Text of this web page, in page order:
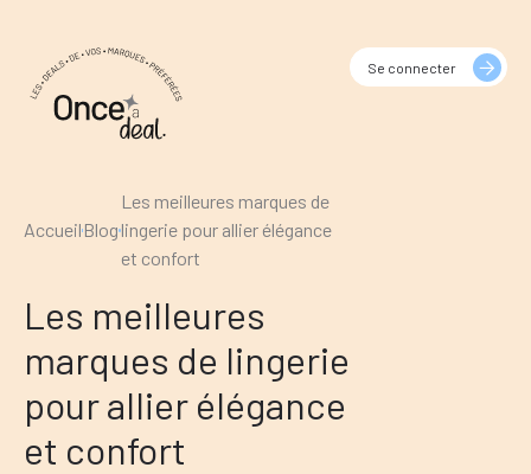
Accueil Blog
Les meilleures marques de
lingerie pour allier élégance
et confort
Les meilleures
marques de lingerie
pour allier élégance
et confort
Se connecter